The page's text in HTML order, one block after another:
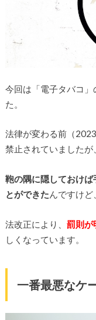
今回は「電子タバコ
た。
法律が変わる前（
禁止されていましたが、
鞄の隅に隠しておけ
とができたんですけど、
法改正により、 罰則が
しくなっています。
一番最悪なケ